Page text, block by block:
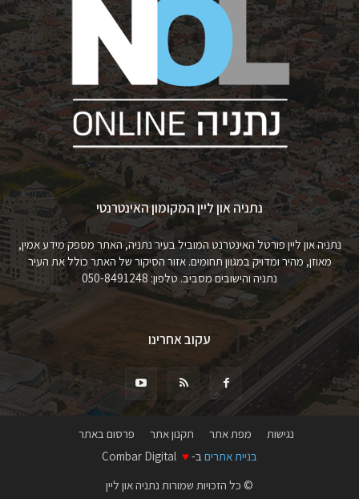
נתניה און ליין המקומון האינטרנטי
נתניה און ליין פורטל האינטרנט המוביל בעיר נתניה, האתר מספק מידע אמין,
מאוזן, מהיר ומדויק במגוון תחומים. אזור הסיקור של האתר כולל את העיר
נתניה והישובים מסביב. טלפון: 050-8491248
עקוב אחרינו
נגישות מפת אתר תקנון אתר
פרסום באתר
בניית אתרים ב- ♥
© כל הזכויות שמורות נתניה און ליין